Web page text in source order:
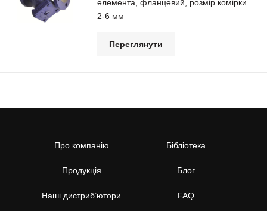
елемента, фланцевий, розмір комірки
2-6 мм
Переглянути
Про компанію
Продукція
Наші дистриб’ютори
Бібліотека
Блог
FAQ